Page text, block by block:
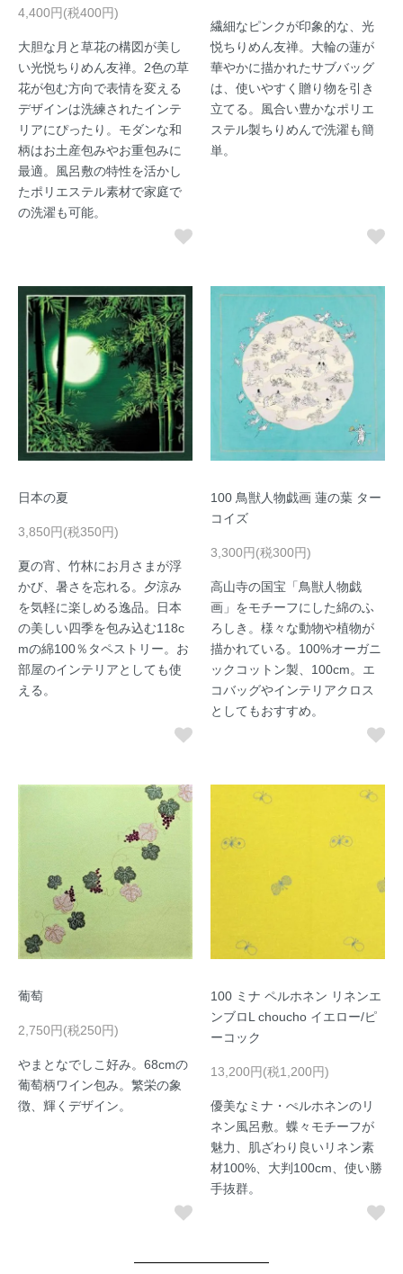
4,400円(税400円)
大胆な月と草花の構図が美し
い光悦ちりめん友禅。2色の草
花が包む方向で表情を変える
デザインは洗練されたインテ
リアにぴったり。モダンな和
柄はお土産包みやお重包みに
最適。風呂敷の特性を活かし
たポリエステル素材で家庭で
の洗濯も可能。
繊細なピンクが印象的な、光
悦ちりめん友禅。大輪の蓮が
華やかに描かれたサブバッグ
は、使いやすく贈り物を引き
立てる。風合い豊かなポリエ
ステル製ちりめんで洗濯も簡
単。
日本の夏
3,850円(税350円)
夏の宵、竹林にお月さまが浮
かび、暑さを忘れる。夕涼み
を気軽に楽しめる逸品。日本
の美しい四季を包み込む118c
mの綿100％タペストリー。お
部屋のインテリアとしても使
える。
100 鳥獣人物戯画 蓮の葉 ター
コイズ
3,300円(税300円)
高山寺の国宝「鳥獣人物戯
画」をモチーフにした綿のふ
ろしき。様々な動物や植物が
描かれている。100%オーガニ
ックコットン製、100cm。エ
コバッグやインテリアクロス
としてもおすすめ。
葡萄
2,750円(税250円)
やまとなでしこ好み。68cmの
葡萄柄ワイン包み。繁栄の象
徴、輝くデザイン。
100 ミナ ペルホネン リネンエ
ンブロL choucho イエロー/ピ
ーコック
13,200円(税1,200円)
優美なミナ・ぺルホネンのリ
ネン風呂敷。蝶々モチーフが
魅力、肌ざわり良いリネン素
材100%、大判100cm、使い勝
手抜群。